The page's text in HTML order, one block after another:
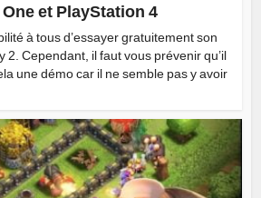
et PlayStation 4
à tous d’essayer gratuitement son
2. Cependant, il faut vous prévenir qu’il
une démo car il ne semble pas y avoir